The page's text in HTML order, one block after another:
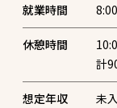
就業時間
休憩時間
計
想定年収 未